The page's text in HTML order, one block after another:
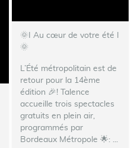
🌞I Au cœur de votre été I
🌞
L’Été métropolitain est de
retour pour la 14ème
édition 🎉! Talence
accueille trois spectacles
gratuits en plein air,
programmés par
Bordeaux Métropole 🌟: